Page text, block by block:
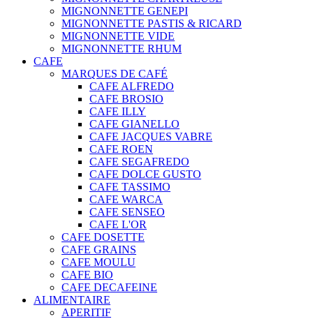
MIGNONNETTE GENEPI
MIGNONNETTE PASTIS & RICARD
MIGNONNETTE VIDE
MIGNONNETTE RHUM
CAFE
MARQUES DE CAFÉ
CAFE ALFREDO
CAFE BROSIO
CAFE ILLY
CAFE GIANELLO
CAFE JACQUES VABRE
CAFE ROEN
CAFE SEGAFREDO
CAFE DOLCE GUSTO
CAFE TASSIMO
CAFE WARCA
CAFE SENSEO
CAFE L'OR
CAFE DOSETTE
CAFE GRAINS
CAFE MOULU
CAFE BIO
CAFE DECAFEINE
ALIMENTAIRE
APERITIF